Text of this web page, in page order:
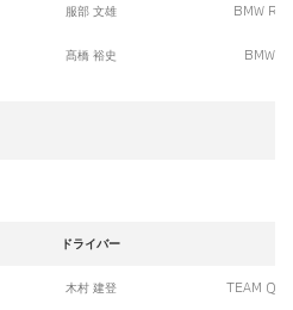
服部 文雄 BMW RS
髙橋 裕史 BMW
ドライバー
木村 建登 TEAM